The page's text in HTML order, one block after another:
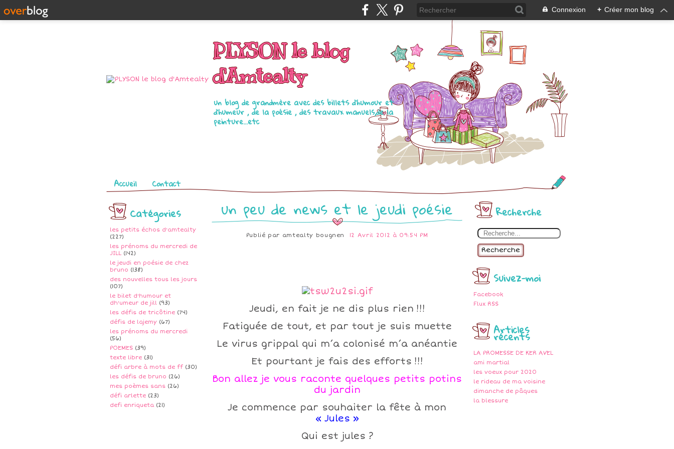
Connexion + Créer mon blog
PLYSON le blog
d'Amtealty
un blog de grandmère avec des billets d'humour et
d'humeur , de la poésie , des travaux manuels,de la
peinture...etc
Pages
Accueil Contact
Catégories
les petits échos d'amtealty
(227)
les prénoms du mercredi de
JILL (142)
le jeudi en poésie de chez
bruno (138)
des nouvelles tous les jours
(107)
le bilet d'humour et
dh'umeur de jill (93)
les défis de tricôtine (74)
défis de lajemy (67)
les prénoms du mercredi
(56)
POEMES (39)
texte libre (31)
défi arbre à mots de ff (30)
les défis de bruno (26)
mes poèmes sans (26)
défi arlette (23)
defi enriqueta (21)
Recherche
Recherche
Suivez-moi
Facebook
Flux RSS
Articles
récents
LA PROMESSE DE KER AVEL
ami martial
les voeux pour 2020
le rideau de ma voisine
dimanche de pâques
la blessure
un peu de news et le jeudi poésie
Publié par amtealty bougnen 12 Avril 2012 à 09:54 PM
Jeudi, en fait je ne dis plus rien !!!
Fatiguée de tout, et par tout je suis muette
Le virus grippal qui m’a colonisé m’a anéantie
Et pourtant je fais des efforts !!!
Bon allez je vous raconte quelques petits potins
du jardin
Je commence par souhaiter la fête à mon
« Jules »
Qui est jules ?